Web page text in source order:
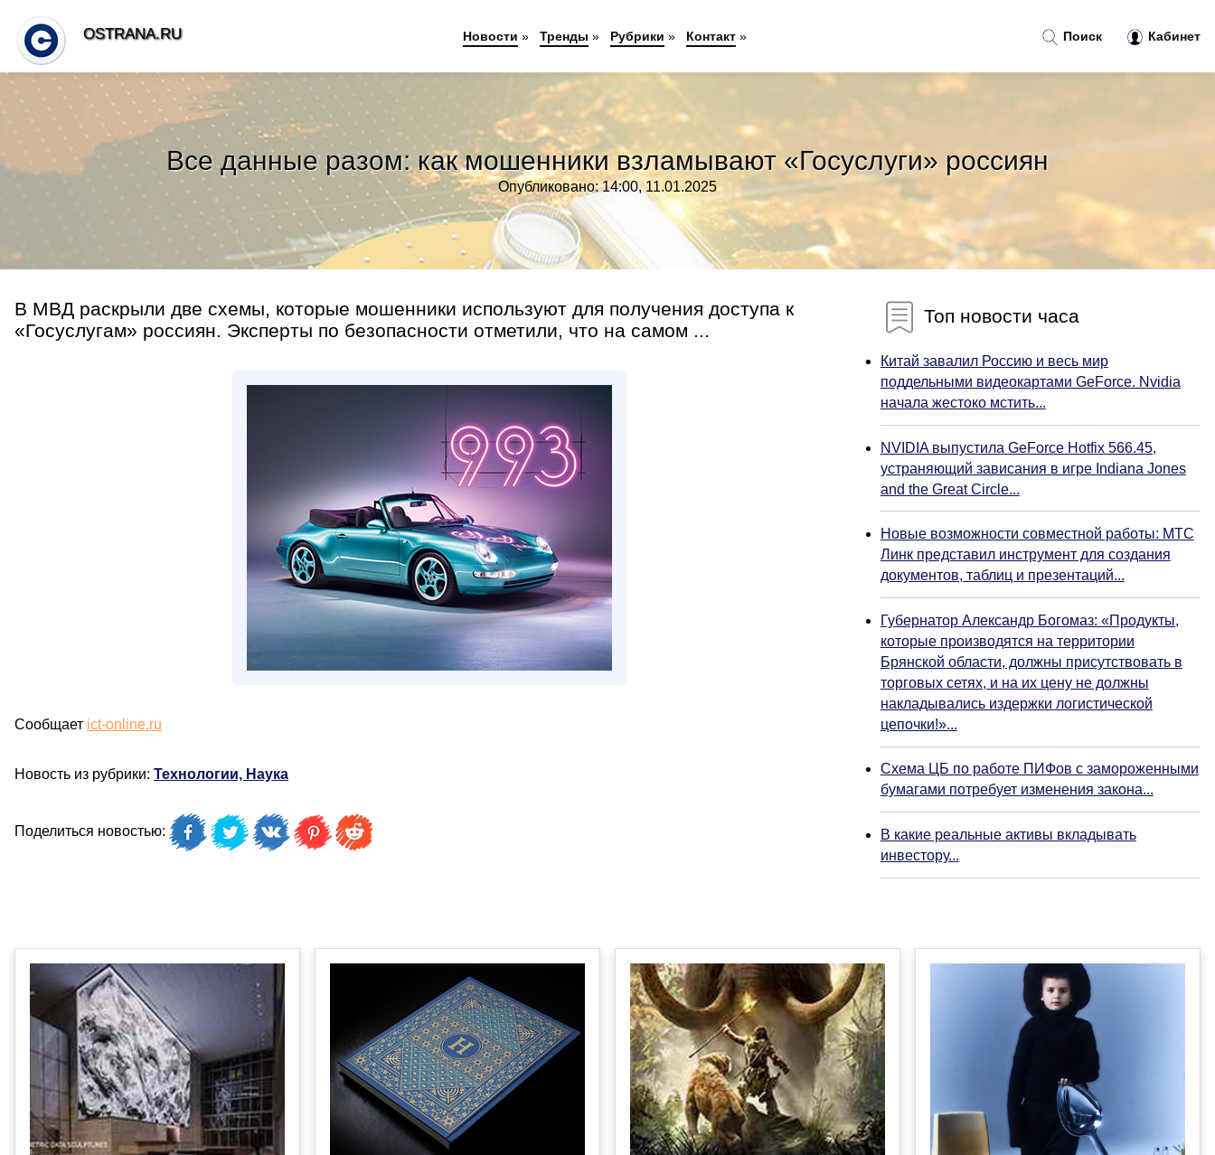
Все данные разом: как мошенники взламывают «Госуслуги» россиян
Опубликовано: 14:00, 11.01.2025
В МВД раскрыли две схемы, которые мошенники используют для получения доступа к
«Госуслугам» россиян. Эксперты по безопасности отметили, что на самом ...
Сообщает ict-online.ru
Новость из рубрики: Технологии, Наука
Поделиться новостью:
Топ новости часа
Китай завалил Россию и весь мир
поддельными видеокартами GeForce. Nvidia
начала жестоко мстить...
NVIDIA выпустила GeForce Hotfix 566.45,
устраняющий зависания в игре Indiana Jones
and the Great Circle...
Новые возможности совместной работы: МТС
Линк представил инструмент для создания
документов, таблиц и презентаций...
Губернатор Александр Богомаз: «Продукты,
которые производятся на территории
Брянской области, должны присутствовать в
торговых сетях, и на их цену не должны
накладывались издержки логистической
цепочки!»...
Схема ЦБ по работе ПИФов с замороженными
бумагами потребует изменения закона...
В какие реальные активы вкладывать
инвестору...
Поиск Кабинет
OSTRANA.RU Новости » Тренды » Рубрики » Контакт»